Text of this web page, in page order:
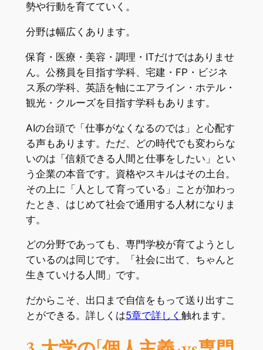
勢や行動を育てていく。
分野は幅広くあります。
保育・医療・美容・調理・ITだけではありませ
ん。公務員を目指す学科、宅建・FP・ビジネ
ス系の学科、英語を軸にエアライン・ホテル・
観光・クルーズを目指す学科もあります。
AIの台頭で「仕事がなくなるのでは」と心配す
る声もあります。ただ、どの時代でも変わらな
いのは「信頼できる人間と仕事をしたい」とい
う企業の本音です。資格やスキルはその土台。
その上に「人として育っている」ことが加わっ
たとき、はじめて社会で通用する人材になりま
す。
どの分野であっても、専門学校が育てようとし
ているのは同じです。「社会に出て、ちゃんと
生きていける人間」です。
だからこそ、出口まで自信をもって送り出すこ
とができる。詳しくは5章で詳しく 触れます。